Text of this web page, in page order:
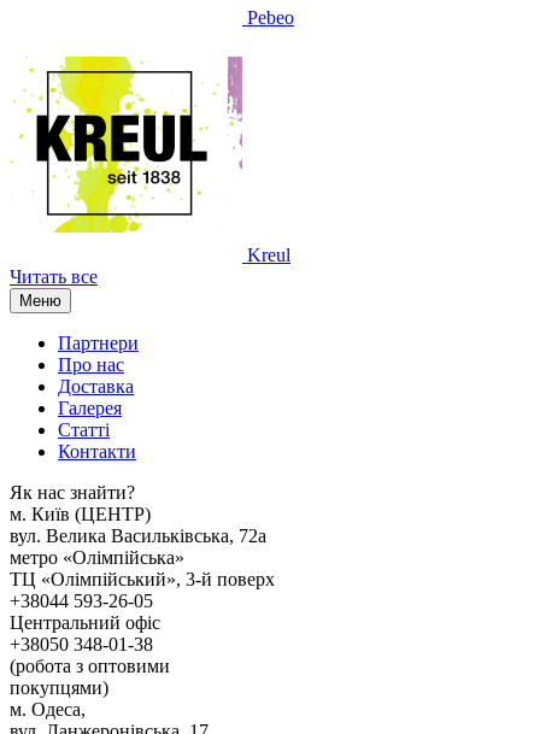
Pebeo
Kreul
Читать все
Меню
Партнери
Про нас
Доставка
Галерея
Статтi
Контакти
Як наc знайти?
м. Киïв (ЦЕНТР)
вул. Велика Васильківська, 72а
метро «Олімпійська»
ТЦ «Олімпійський», 3-й поверх
+38044 593-26-05
Центральний офіс
+38050 348-01-38
(робота з оптовими
покупцями)
м. Одеса,